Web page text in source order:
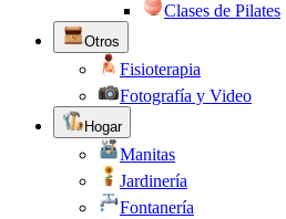
Clases de Pilates
Otros
Fisioterapia
Fotografía y Video
Hogar
Manitas
Jardinería
Fontanería